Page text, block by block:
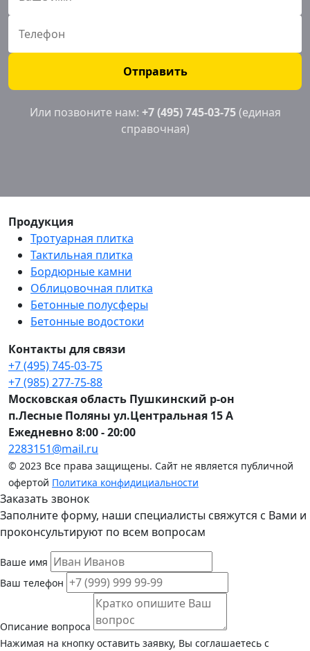
Отправить
Или позвоните нам: +7 (495) 745-03-75(единая
справочная)
Продукция
Тротуарная плитка
Тактильная плитка
Бордюрные камни
Облицовочная плитка
Бетонные полусферы
Бетонные водостоки
Контакты для связи
+7 (495) 745-03-75
+7 (985) 277-75-88
Московская область Пушкинский р-он
п.Лесные Поляны ул.Центральная 15 А
Ежедневно 8:00 - 20:00
2283151@mail.ru
© 2023 Все права защищены. Сайт не является публичной
офертой Политика конфидициальности
Заказать звонок
Заполните форму, наши специалисты свяжутся с Вами и
проконсультируют по всем вопросам
Ваше имя
Ваш телефон
Описание вопроса
Нажимая на кнопку оставить заявку, Вы соглашаетесь с